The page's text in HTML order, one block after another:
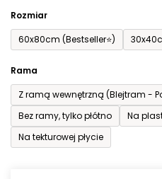
Rozmiar
60x80cm (Bestseller⭐)
Rama
Z ramą wewnętrzną (Blejtram -
Bez ramy, tylko płótno
Na
Na tekturowej płycie